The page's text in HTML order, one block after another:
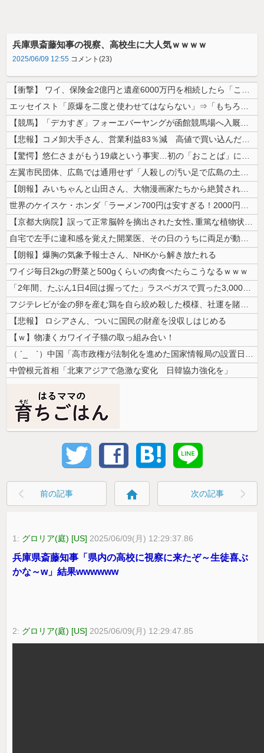
兵庫県斎藤知事の視察、高校生に大人気ｗｗｗｗ
2025/06/09 12:55 コメント(23)
【衝撃】 ワイ、保険金2億円と遺産6000万円を相続したら「こう」なっ...
エッセイスト「原爆を二度と使わせてはならない」⇒「もちろん中国の核も非...
【競馬】「デカすぎ」フォーエバーヤングが函館競馬場へ入厩 573キロ ...
【悲報】コメ卸大手さん、営業利益83％減 高値で買い込んだ米が売れず「...
【驚愕】悠仁さまがもう19歳という事実…初の「おことば」にネット民驚嘆
左翼市民団体、広島では通用せず「人殺しの汚い足で広島の土を踏むな！」→...
【朗報】みいちゃんと山田さん、大物漫画家たちから絶賛されるｗｗｗｗ
世界のケイスケ・ホンダ「ラーメン700円は安すぎる！2000円にするべ...
【京都大病院】誤って正常脳幹を摘出された女性､重篤な植物状態だが意識は...
自宅で左手に違和感を覚えた開業医、その日のうちに両足が動かなくなり入院...
【朗報】爆胸の気象予報士さん、NHKから解き放たれる
ワイジ毎日2kgの野菜と500gくらいの肉食べたらこうなるｗｗｗ
「2年間、たぶん1日4回は握ってた」ラスベガスで買った3,000円のキ...
フジテレビが金の卵を産む鶏を自ら絞め殺した模様、社運を賭けたドル箱コン...
【悲報】 ロシアさん、ついに国民の財産を没収しはじめる
【ｗ】物凄くカワイイ子猫の取っ組み合い！
（ ´_ゝ`）中国「高市政権が法制化を進めた国家情報局の設置日が7月3...
中曽根元首相「北東アジアで急激な変化 日韓協力強化を」
前の記事 home 次の記事
1: グロリア(庭) [US] 2025/06/09(月) 12:29:37.86
兵庫県斎藤知事「県内の高校に視察に来たぞ～生徒喜ぶ
かな～w」結果wwwwww
2: グロリア(庭) [US] 2025/06/09(月) 12:29:47.85